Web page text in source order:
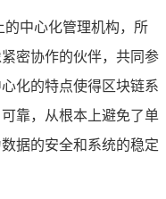
中心化管理机构，所
密协作的伙伴，共同参
化的特点使得区块链系
靠，从根本上避免了单
据的安全和系统的稳定